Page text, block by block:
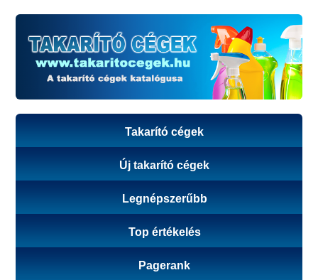
Takarító cégek
Új takarító cégek
Legnépszerűbb
Top értékelés
Pagerank